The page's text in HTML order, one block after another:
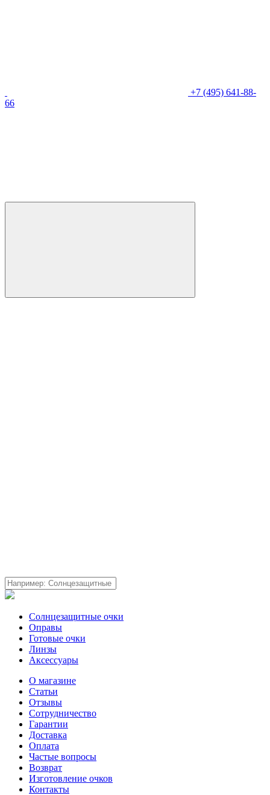
+7 (495) 641-88-
66
Солнцезащитные очки
Оправы
Готовые очки
Линзы
Аксессуары
О магазине
Статьи
Отзывы
Сотрудничество
Гарантии
Доставка
Оплата
Частые вопросы
Возврат
Изготовление очков
Контакты